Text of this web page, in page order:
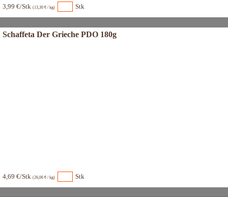
3,99 €/Stk (13,30 € / kg) Stk
Schaffeta Der Grieche PDO 180g
4,69 €/Stk (26,06 € / kg) Stk